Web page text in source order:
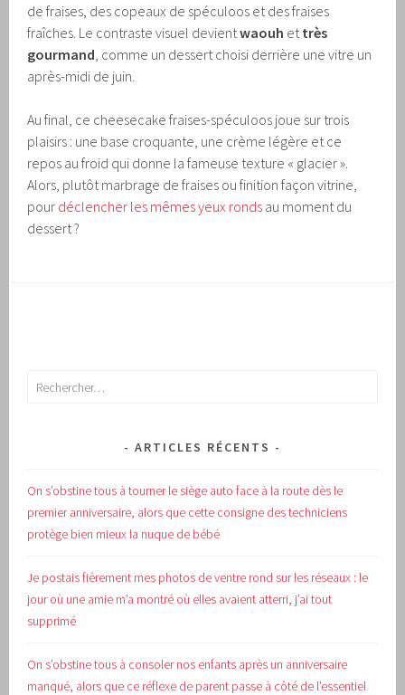
de fraises, des copeaux de spéculoos et des fraises
fraîches. Le contraste visuel devientwaouh ettrès
gourmand, comme un dessert choisi derrière une vitre un
après-midi de juin.
Au final, ce cheesecake fraises-spéculoos joue sur trois
plaisirs : une base croquante, une crème légère et ce
repos au froid qui donne la fameuse texture « glacier ».
Alors, plutôt marbrage de fraises ou finition façon vitrine,
pour déclencher les mêmes yeux ronds au moment du
dessert ?
Rechercher :
ARTICLES RÉCENTS
On s’obstine tous à tourner le siège auto face à la route dès le
premier anniversaire, alors que cette consigne des techniciens
protège bien mieux la nuque de bébé
Je postais fièrement mes photos de ventre rond sur les réseaux : le
jour où une amie m’a montré où elles avaient atterri, j’ai tout
supprimé
On s’obstine tous à consoler nos enfants après un anniversaire
manqué, alors que ce réflexe de parent passe à côté de l’essentiel